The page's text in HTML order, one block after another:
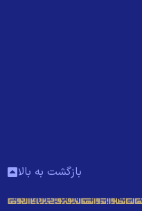
بازگشت به بالا